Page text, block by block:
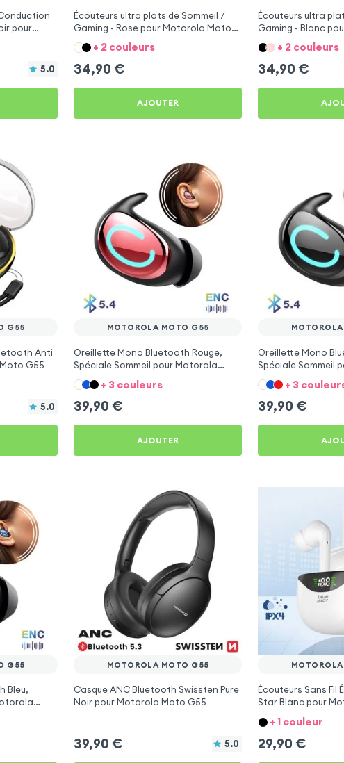
pour
5.0
Écouteurs ultra plats de Sommeil /
Gaming - Rose pour Motorola Moto
G55
+ 2 couleurs
34,90 €
AJOUTER
Écouteurs ultra
Gaming - Blanc
G55
+ 2 couleurs
34,90 €
G55
Anti
G55
5.0
MOTOROLA MOTO G55
Oreillette Mono Bluetooth Rouge,
Spéciale Sommeil pour Motorola
Moto G55
+ 3 couleurs
39,90 €
AJOUTER
Oreillette Mono
Spéciale Sommeil
Moto G55
+ 3
39,90 €
G55
Bleu,
MOTOROLA MOTO G55
Casque ANC Bluetooth Swissten Pure
Noir pour Motorola Moto G55
39,90 € 5.0
Écouteurs Sans Fil
Star Blanc pour
+ 1 couleur
29,90 €